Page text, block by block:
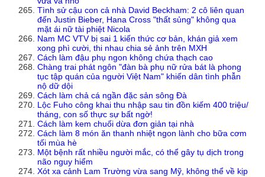
Tình sử cậu con cả nhà David Beckham: 2 cô liên quan
đến Justin Bieber, Hana Cross "thất sủng" không qua
mặt ái nữ tài phiệt Nicola
Nam MC VTV bị sai 1 kiến thức cơ bản, khán giả xem
xong phì cười, thi nhau chia sẻ ảnh trên MXH
Cách làm đậu phụ ngon không chứa thạch cao
Chàng trai phát ngôn "đàn bà phụ nữ rửa bát là phong
tục tập quán của người Việt Nam" khiến dân tình phẫn
nộ dữ dội
Cách làm chả cá ngần đặc sản sông Đà
Lộc Fuho công khai thu nhập sau tin đồn kiếm 400 triệu/
tháng, con số thực sự bất ngờ!
Cách làm kem chuối dừa đơn giản tại nhà
Cách làm 8 món ăn thanh nhiệt ngon lành cho bữa cơm
tối mùa hè
Một bệnh rất nhiều người mắc, có thể gây tụ dịch trong
não nguy hiểm
Xót xa cảnh Lam Trường vừa sang Mỹ, không thể về kịp